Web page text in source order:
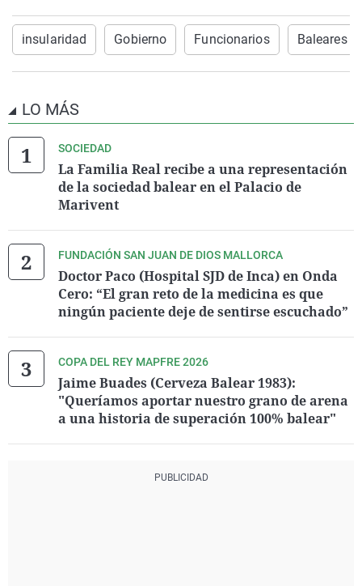
insularidad Gobierno Funcionarios Baleares
LO MÁS
SOCIEDAD
La Familia Real recibe a una representación
de la sociedad balear en el Palacio de
Marivent
FUNDACIÓN SAN JUAN DE DIOS MALLORCA
Doctor Paco (Hospital SJD de Inca) en Onda
Cero: “El gran reto de la medicina es que
ningún paciente deje de sentirse escuchado”
COPA DEL REY MAPFRE 2026
Jaime Buades (Cerveza Balear 1983):
"Queríamos aportar nuestro grano de arena
a una historia de superación 100% balear"